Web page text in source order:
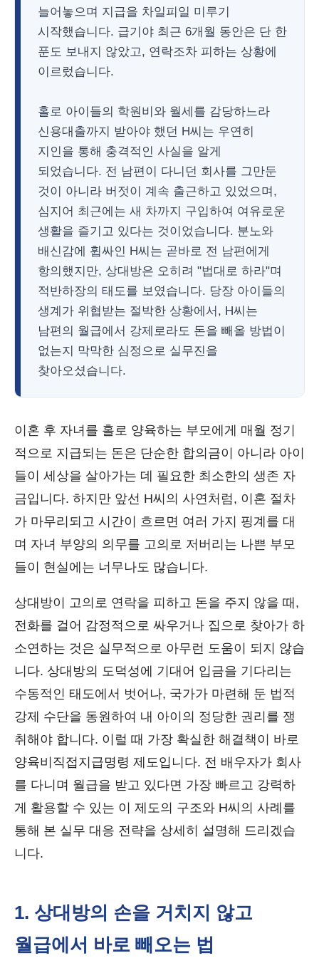
늘어놓으며 지급을 차일피일 미루기
시작했습니다. 급기야 최근 6개월 동안은 단 한
푼도 보내지 않았고, 연락조차 피하는 상황에
이르렀습니다.
홀로 아이들의 학원비와 월세를 감당하느라
신용대출까지 받아야 했던 H씨는 우연히
지인을 통해 충격적인 사실을 알게
되었습니다. 전 남편이 다니던 회사를 그만둔
것이 아니라 버젓이 계속 출근하고 있었으며,
심지어 최근에는 새 차까지 구입하여 여유로운
생활을 즐기고 있다는 것이었습니다. 분노와
배신감에 휩싸인 H씨는 곧바로 전 남편에게
항의했지만, 상대방은 오히려 "법대로 하라"며
적반하장의 태도를 보였습니다. 당장 아이들의
생계가 위협받는 절박한 상황에서, H씨는
남편의 월급에서 강제로라도 돈을 빼올 방법이
없는지 막막한 심정으로 실무진을
찾아오셨습니다.
이혼 후 자녀를 홀로 양육하는 부모에게 매월 정기
적으로 지급되는 돈은 단순한 합의금이 아니라 아이
들이 세상을 살아가는 데 필요한 최소한의 생존 자
금입니다. 하지만 앞선 H씨의 사연처럼, 이혼 절차
가 마무리되고 시간이 흐르면 여러 가지 핑계를 대
며 자녀 부양의 의무를 고의로 저버리는 나쁜 부모
들이 현실에는 너무나도 많습니다.
상대방이 고의로 연락을 피하고 돈을 주지 않을 때,
전화를 걸어 감정적으로 싸우거나 집으로 찾아가 하
소연하는 것은 실무적으로 아무런 도움이 되지 않습
니다. 상대방의 도덕성에 기대어 입금을 기다리는
수동적인 태도에서 벗어나, 국가가 마련해 둔 법적
강제 수단을 동원하여 내 아이의 정당한 권리를 쟁
취해야 합니다. 이럴 때 가장 확실한 해결책이 바로
양육비직접지급명령 제도입니다. 전 배우자가 회사
를 다니며 월급을 받고 있다면 가장 빠르고 강력하
게 활용할 수 있는 이 제도의 구조와 H씨의 사례를
통해 본 실무 대응 전략을 상세히 설명해 드리겠습
니다.
1. 상대방의 손을 거치지 않고
월급에서 바로 빼오는 법